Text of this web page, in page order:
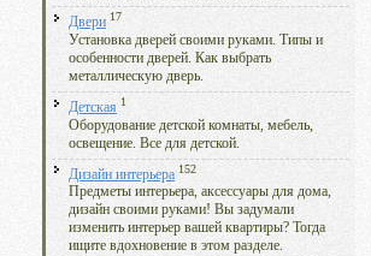
Двери 17
Установка дверей своими руками. Типы и
особенности дверей. Как выбрать
металлическую дверь.
Детская 1
Оборудование детской комнаты, мебель,
освещение. Все для детской.
Дизайн интерьера 152
Предметы интерьера, аксессуары для дома,
дизайн своими руками! Вы задумали
изменить интерьер вашей квартиры? Тогда
ищите вдохновение в этом разделе.